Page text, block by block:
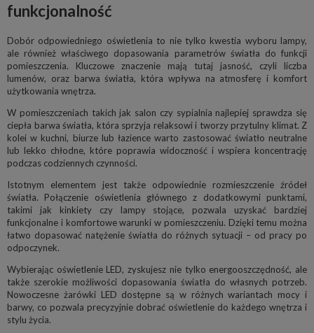
funkcjonalność
Dobór odpowiedniego oświetlenia to nie tylko kwestia wyboru lampy,
ale również właściwego dopasowania parametrów światła do funkcji
pomieszczenia. Kluczowe znaczenie mają tutaj jasność, czyli liczba
lumenów, oraz barwa światła, która wpływa na atmosferę i komfort
użytkowania wnętrza.
W pomieszczeniach takich jak salon czy sypialnia najlepiej sprawdza się
ciepła barwa światła, która sprzyja relaksowi i tworzy przytulny klimat. Z
kolei w kuchni, biurze lub łazience warto zastosować światło neutralne
lub lekko chłodne, które poprawia widoczność i wspiera koncentrację
podczas codziennych czynności.
Istotnym elementem jest także odpowiednie rozmieszczenie źródeł
światła. Połączenie oświetlenia głównego z dodatkowymi punktami,
takimi jak kinkiety czy lampy stojące, pozwala uzyskać bardziej
funkcjonalne i komfortowe warunki w pomieszczeniu. Dzięki temu można
łatwo dopasować natężenie światła do różnych sytuacji – od pracy po
odpoczynek.
Wybierając oświetlenie LED, zyskujesz nie tylko energooszczędność, ale
także szerokie możliwości dopasowania światła do własnych potrzeb.
Nowoczesne żarówki LED dostępne są w różnych wariantach mocy i
barwy, co pozwala precyzyjnie dobrać oświetlenie do każdego wnętrza i
stylu życia.